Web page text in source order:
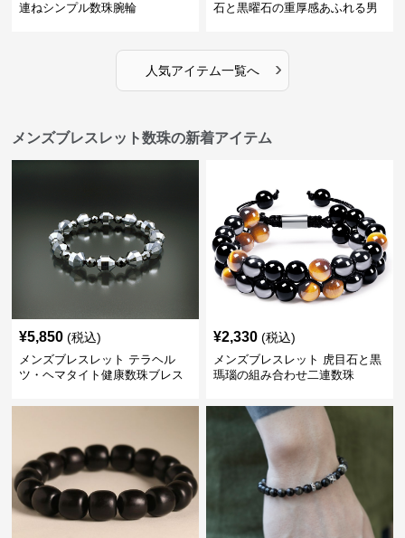
連ねシンプル数珠腕輪
石と黒曜石の重厚感あふれる男
人気アイテム一覧へ ›
メンズブレスレット数珠の新着アイテム
¥5,850 (税込)
メンズブレスレット テラヘル
ツ・ヘマタイト健康数珠ブレス
¥2,330 (税込)
メンズブレスレット 虎目石と黒
瑪瑙の組み合わせ二連数珠